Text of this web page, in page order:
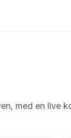
med en live